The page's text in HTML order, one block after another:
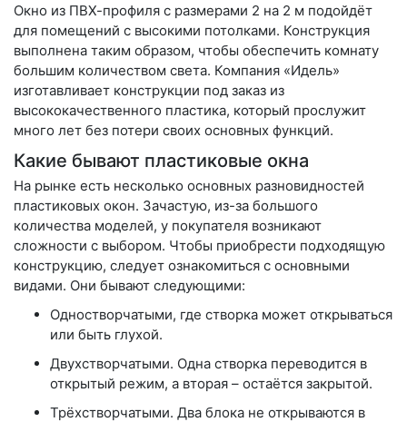
Окно из ПВХ-профиля с размерами 2 на 2 м подойдёт
для помещений с высокими потолками. Конструкция
выполнена таким образом, чтобы обеспечить комнату
большим количеством света. Компания «Идель»
изготавливает конструкции под заказ из
высококачественного пластика, который прослужит
много лет без потери своих основных функций.
Какие бывают пластиковые окна
На рынке есть несколько основных разновидностей
пластиковых окон. Зачастую, из-за большого
количества моделей, у покупателя возникают
сложности с выбором. Чтобы приобрести подходящую
конструкцию, следует ознакомиться с основными
видами. Они бывают следующими:
Одностворчатыми, где створка может открываться
или быть глухой.
Двухстворчатыми. Одна створка переводится в
открытый режим, а вторая – остаётся закрытой.
Трёхстворчатыми. Два блока не открываются в